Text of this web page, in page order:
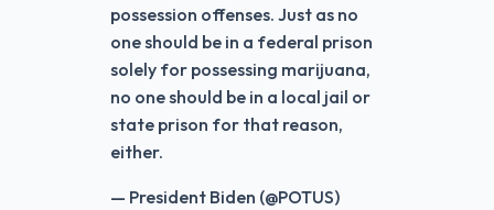
possession offenses. Just as no
one should be in a federal prison
solely for possessing marijuana,
no one should be in a local jail or
state prison for that reason,
either.
— President Biden (@POTUS)